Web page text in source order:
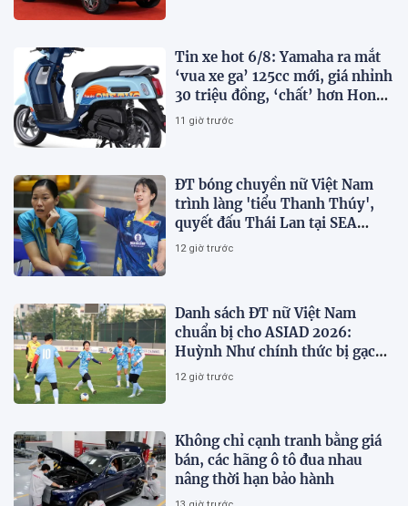
Tin xe hot 6/8: Yamaha ra mắt
‘vua xe ga’ 125cc mới, giá nhỉnh
30 triệu đồng, ‘chất’ hơn Honda
Vision và SH Mode
11 giờ trước
ĐT bóng chuyền nữ Việt Nam
trình làng 'tiểu Thanh Thúy',
quyết đấu Thái Lan tại SEA
V.Cup 2026
12 giờ trước
Danh sách ĐT nữ Việt Nam
chuẩn bị cho ASIAD 2026:
Huỳnh Như chính thức bị gạch
tên
12 giờ trước
Không chỉ cạnh tranh bằng giá
bán, các hãng ô tô đua nhau
nâng thời hạn bảo hành